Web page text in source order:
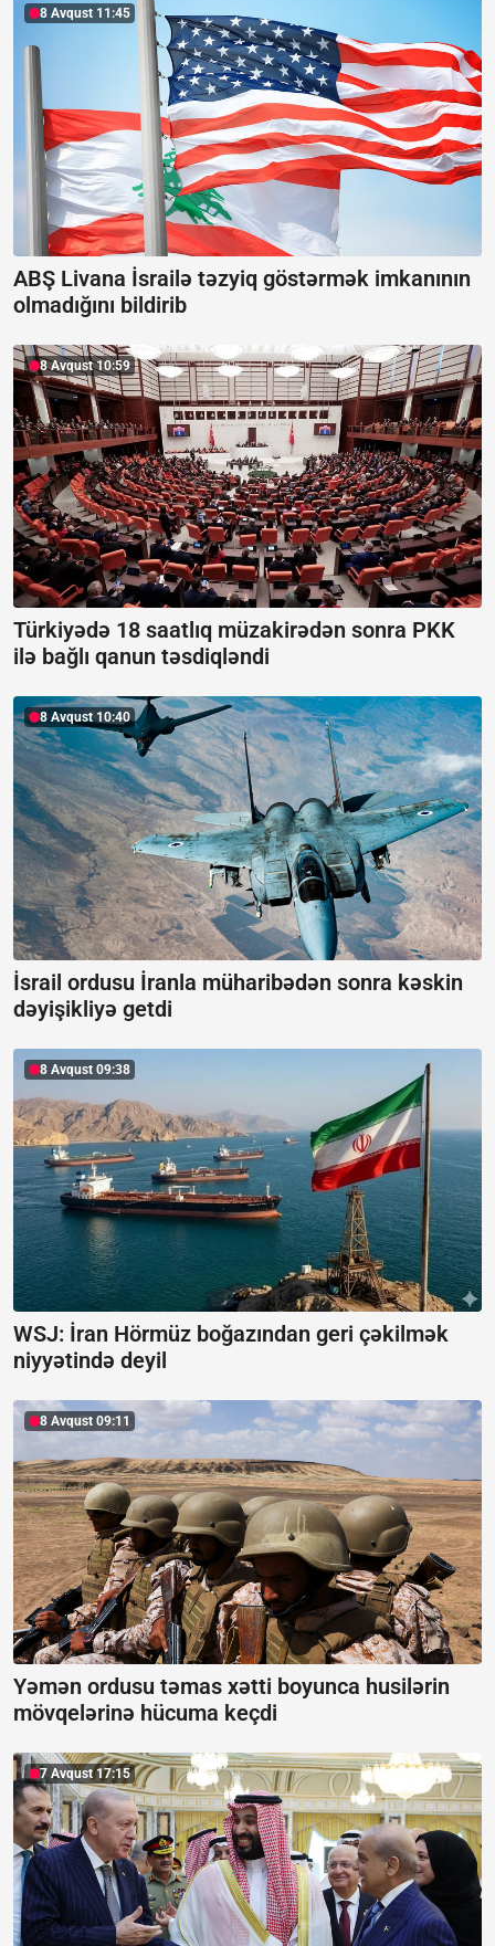
8 Avqust 11:45
ABŞ Livana İsrailə təzyiq göstərmək imkanının
olmadığını bildirib
8 Avqust 10:59
Türkiyədə 18 saatlıq müzakirədən sonra PKK
ilə bağlı qanun təsdiqləndi
8 Avqust 10:40
İsrail ordusu İranla müharibədən sonra kəskin
dəyişikliyə getdi
8 Avqust 09:38
WSJ: İran Hörmüz boğazından geri çəkilmək
niyyətində deyil
8 Avqust 09:11
Yəmən ordusu təmas xətti boyunca husilərin
mövqelərinə hücuma keçdi
7 Avqust 17:15